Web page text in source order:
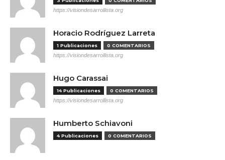
https://visiondesarrollista.org
Horacio Rodríguez Larreta
1 Publicaciones 0 COMENTARIOS
https://visiondesarrollista.org
Hugo Carassai
14 Publicaciones 0 COMENTARIOS
https://visiondesarrollista.org
Humberto Schiavoni
4 Publicaciones 0 COMENTARIOS